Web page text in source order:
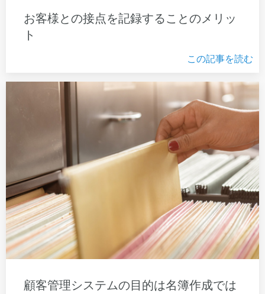
お客様との接点を記録することのメリッ
ト
この記事を読む
顧客管理システムの目的は名簿作成では